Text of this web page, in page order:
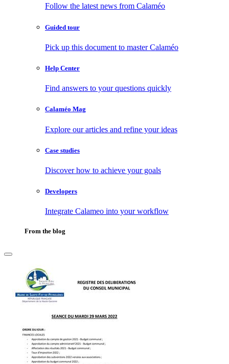
Follow the latest news from Calaméo
Guided tour
Pick up this document to master Calaméo
Help Center
Find answers to your questions quickly
Calaméo Mag
Explore our articles and refine your ideas
Case studies
Discover how to achieve your goals
Developers
Integrate Calameo into your workflow
From the blog